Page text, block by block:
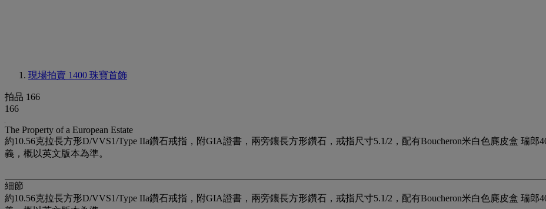
現場拍賣 1400 珠寶首飾
拍品 166
166
The Property of a European Estate
約10.56克拉長方形D/VVS1/Type IIa鑽石戒指，附GIA證書，兩旁鑲長方形鑽石，戒指尺寸5.1/2，配有Boucheron米白色麂皮盒 瑞郎
義，概以英文版本為準。
細節
約10.56克拉長方形D/VVS1/Type IIa鑽石戒指，附GIA證書，兩旁鑲長方形鑽石，戒指尺寸5.1/2，配有Boucheron米白色麂皮盒 瑞郎